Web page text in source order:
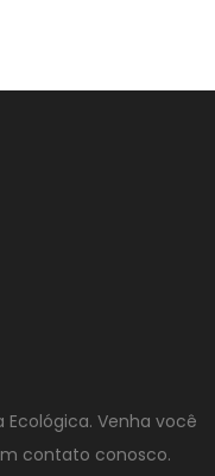
Ecológica. Venha você
contato conosco.